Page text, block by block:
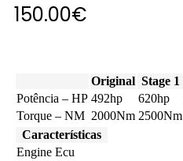
150.00€
Original Stage 1
Potência – HP 492hp 620hp
Torque – NM 2000Nm 2500Nm
Características
Engine Ecu